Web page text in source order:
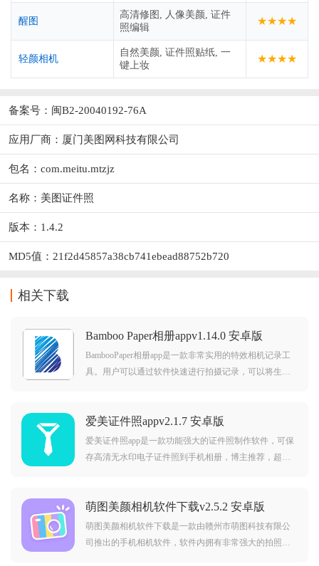
醒图
高清修图, 人像美颜, 证件
照编辑
★★★★
轻颜相机
自然美颜, 证件照贴纸, 一
键上妆
★★★★
备案号：闽B2-20040192-76A
应用厂商： 厦门美图网科技有限公司
包名：com.meitu.mtzjz
名称：美图证件照
版本：1.4.2
MD5值：21f2d45857a38cb741ebead88752b720
相关下载
Bamboo Paper相册appv1.14.0 安卓版
BambooPaper相册app是一款非常实用的特效相机记录工
具。用户可以通过软件快速进行拍摄记录，可以将生活
使用吧。
爱美证件照appv2.1.7 安卓版
爱美证件照app是一款功能强大的证件照制作软件，可保
存高清无水印电子证件照到手机相册，博主推荐，超热
业尺寸库、快速背景替换、一键智能美颜，轻松为你拍
出专业
萌图美颜相机软件下载v2.5.2 安卓版
萌图美颜相机软件下载是一款由赣州市萌图科技有限公
司推出的手机相机软件，软件内拥有非常强大的拍照功